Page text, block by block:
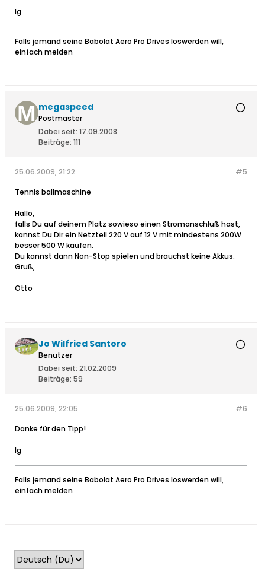
lg
Falls jemand seine Babolat Aero Pro Drives loswerden will,
einfach melden
megaspeed
Postmaster
Dabei seit: 17.09.2008
Beiträge: 111
#5
25.06.2009, 21:22
Tennis ballmaschine
Hallo,
falls Du auf deinem Platz sowieso einen Stromanschluß hast,
kannst Du Dir ein Netzteil 220 V auf 12 V mit mindestens 200W
besser 500 W kaufen.
Du kannst dann Non-Stop spielen und brauchst keine Akkus.
Gruß,
Otto
Jo Wilfried Santoro
Benutzer
Dabei seit: 21.02.2009
Beiträge: 59
#6
25.06.2009, 22:05
Danke für den Tipp!
lg
Falls jemand seine Babolat Aero Pro Drives loswerden will,
einfach melden